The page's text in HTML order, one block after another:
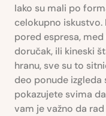
Iako su mali po
celokupno iskustvo.
pored espresa,
doručak, ili kineski
hranu, sve su to
deo ponude
pokazujete svima
vam je važno da